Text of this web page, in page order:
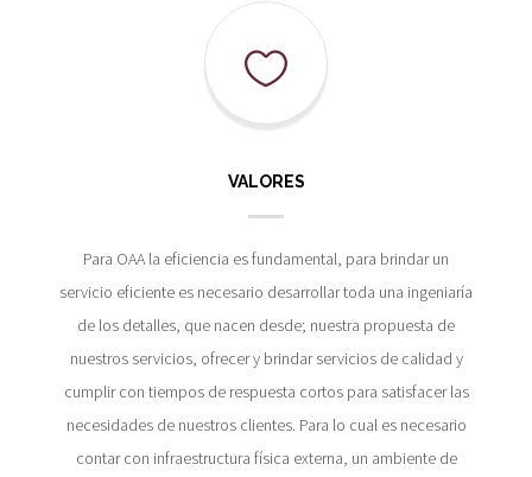
VALORES
Para OAA la eficiencia es fundamental, para brindar un
servicio eficiente es necesario desarrollar toda una ingeniaría
de los detalles, que nacen desde; nuestra propuesta de
nuestros servicios, ofrecer y brindar servicios de calidad y
cumplir con tiempos de respuesta cortos para satisfacer las
necesidades de nuestros clientes. Para lo cual es necesario
contar con infraestructura física externa, un ambiente de